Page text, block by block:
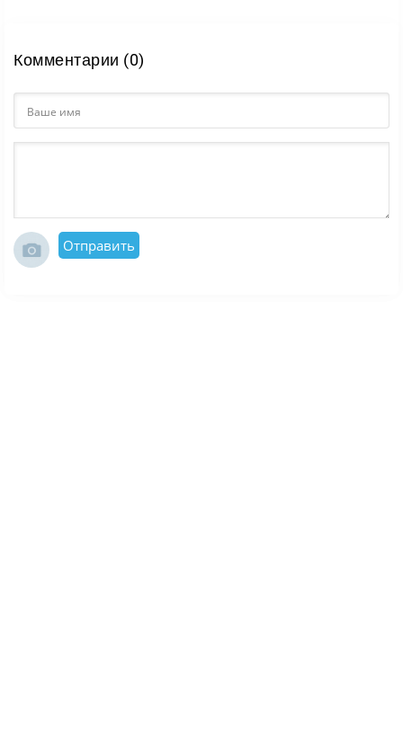
Комментарии (0)
Отправить